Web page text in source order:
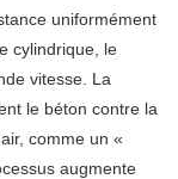
uniformément
cylindrique, le
vitesse. La
le béton contre la
comme un «
augmente